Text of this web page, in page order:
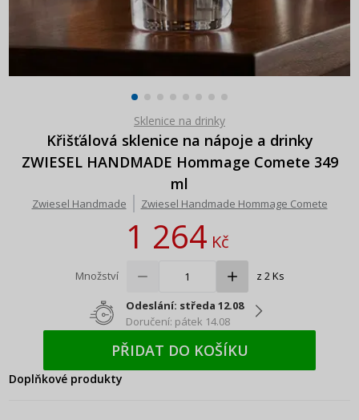
Sklenice na drinky
Křišťálová sklenice na nápoje a drinky
ZWIESEL HANDMADE Hommage Comete 349
ml
Zwiesel Handmade Zwiesel Handmade Hommage Comete
1 264Kč
Množství z 2 Ks
Odeslání: středa 12.08
Doručení: pátek 14.08
PŘIDAT DO KOŠÍKU
Doplňkové produkty